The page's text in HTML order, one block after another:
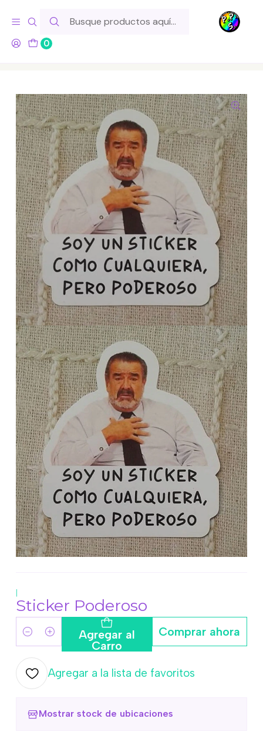
0
Hola! Si tu pedido incluye productos de fabricación propia,
ten en cuenta este tiempo para el despacho
Inicio
|
Sticker Poderoso
Cantidad Agregar al
Carro
Comprar ahora
Agregar a la lista de favoritos
Mostrar stock de ubicaciones